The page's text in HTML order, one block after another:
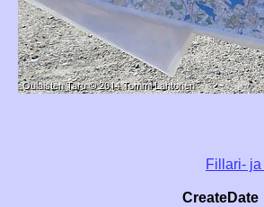
Fillari-
CreateDate